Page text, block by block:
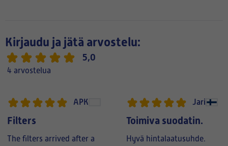
Kirjaudu ja jätä arvostelu:
5,0
4 arvostelua
APK
Filters
The filters arrived after a
Jari
Toimiva suodatin.
Hyvä hintalaatusuhde.